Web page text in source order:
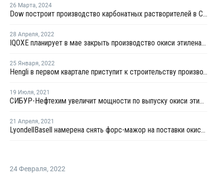
26 Марта, 2024
Dow построит производство карбонатных растворителей в США
28 Апреля, 2022
IQOXE планирует в мае закрыть производство окиси этилена в Испании на профилактику
25 Января, 2022
Hengli в первом квартале приступит к строительству производства в Китае
19 Июля, 2021
СИБУР-Нефтехим увеличит мощности по выпуску окиси этилена на 18,6%
21 Апреля, 2021
LyondellBasell намерена снять форс-мажор на поставки окиси этилена и этиленгликоля в США
24 Февраля, 2022